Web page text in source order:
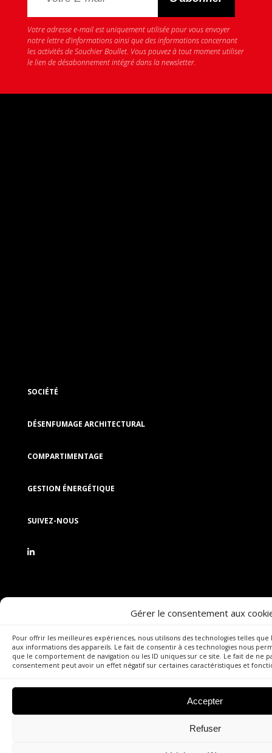
Gérer le consentement aux
Pour offrir les meilleures expériences, nous utilisons des technologies telles
aux informations des appareils. Le fait de consentir à ces technologies nous
que le comportement de navigation ou les ID uniques sur ce site. Le fait de ne
consentement peut avoir un effet négatif sur certaines caractéristiques et
Accepter
Refuser
Votre adresse e-mail est uniquement utilisée pour vous envoyer
notre lettre d’informations ainsi que des informations concernant
les activités de Souchier Boullet. Vous pouvez à tout moment utiliser
le lien de désabonnement intégré dans la newsletter.
SOCIÉTÉ
DÉSENFUMAGE ARCHITECTURAL
COMPARTIMENTAGE
GESTION ÉNERGÉTIQUE
SUIVEZ-NOUS